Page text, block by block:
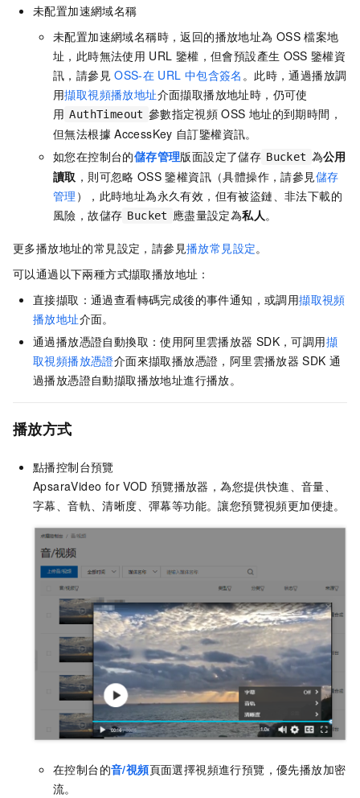
未配置加速網域名稱
未配置加速網域名稱時，返回的播放地址為 OSS 檔案地
址，此時無法使用 URL 鑒權，但會預設產生 OSS 鑒權資
訊，請參見 OSS-在 URL 中包含簽名 。此時，通過播放調
用擷取視頻播放地址介面擷取播放地址時，仍可使
用 AuthTimeout 參數指定視頻 OSS 地址的到期時間，
但無法根據 AccessKey 自訂鑒權資訊。
如您在控制台的儲存管理版面設定了儲存 Bucket 為公用
讀取 ，則可忽略 OSS 鑒權資訊（具體操作，請參見儲存
管理 ），此時地址為永久有效，但有被盜鏈、非法下載的
風險，故儲存 Bucket 應盡量設定為私人。
更多播放地址的常見設定，請參見播放常見設定。
可以通過以下兩種方式擷取播放地址：
直接擷取：通過查看轉碼完成後的事件通知，或調用擷取視頻
播放地址介面。
通過播放憑證自動換取：使用阿里雲播放器 SDK，可調用擷
取視頻播放憑證介面來擷取播放憑證，阿里雲播放器 SDK 通
過播放憑證自動擷取播放地址進行播放。
播放方式
點播控制台預覽
ApsaraVideo for VOD 預覽播放器，為您提供快進、音量、
字幕、音軌、清晰度、彈幕等功能。讓您預覽視頻更加便捷。
在控制台的音/視頻頁面選擇視頻進行預覽，優先播放加密
流。